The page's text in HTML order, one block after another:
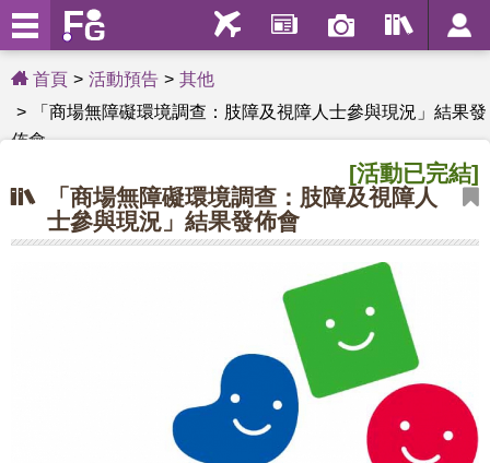
首頁 活動預告
其他
「商場無障礙環境調查：肢障及視障人士參與現況」結果發
佈會
[活動已完結]
「商場無障礙環境調查：肢障及視障人
士參與現況」結果發佈會